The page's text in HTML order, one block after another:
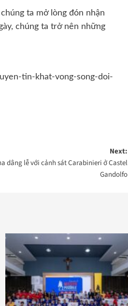
ta mở lòng đón nhận
chúng ta trở nên những
tin-khat-vong-song-doi-
Next:
dâng lễ với cảnh sát Carabinieri ở Castel
Gandolfo